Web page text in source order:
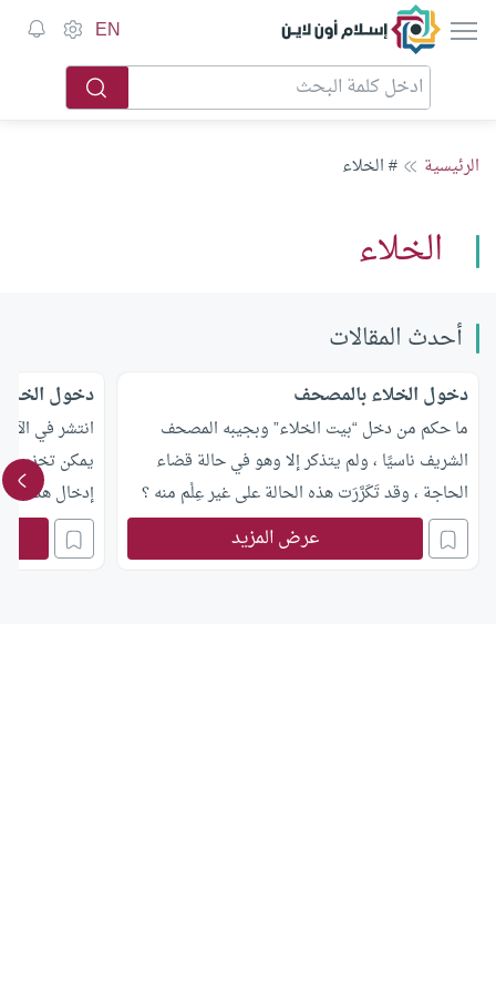
إسلام أون لاين EN
الرئيسية # الخلاء
الخلاء
أحدث المقالات
دخول الخلاء بالمصحف
ما حكم من دخل “بيت الخلاء” وبجيبه المصحف
الشريف ناسيًا ، ولم يتذكر إلا وهو في حالة قضاء
الحاجة ، وقد تَكَرَّرَت هذه الحالة على غير عِلْم منه ؟
عرض المزيد
دخول
انتشر في
يمكن تخزين
إدخال هذه